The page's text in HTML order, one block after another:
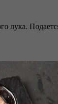
лука.